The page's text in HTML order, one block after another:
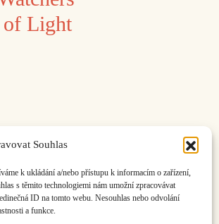
Souhlas
k ukládání a/nebo přístupu k informacím o zařízení,
s těmito technologiemi nám umožní zpracovávat
ID na tomto webu. Nesouhlas nebo odvolání
a funkce.
of Light